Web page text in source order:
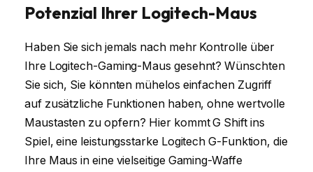
Potenzial Ihrer Logitech-Maus
Haben Sie sich jemals nach mehr Kontrolle über
Ihre Logitech-Gaming-Maus gesehnt? Wünschten
Sie sich, Sie könnten mühelos einfachen Zugriff
auf zusätzliche Funktionen haben, ohne wertvolle
Maustasten zu opfern? Hier kommt G Shift ins
Spiel, eine leistungsstarke Logitech G-Funktion, die
Ihre Maus in eine vielseitige Gaming-Waffe